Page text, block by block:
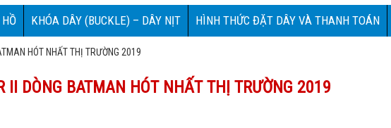
KHÓA DÂY (BUCKLE) – DÂY NỊT HÌNH THỨC ĐẶT DÂY VÀ THANH TOÁN
HÓT NHẤT THỊ TRƯỜNG 2019
II DÒNG BATMAN HÓT NHẤT THỊ TRƯỜNG 2019